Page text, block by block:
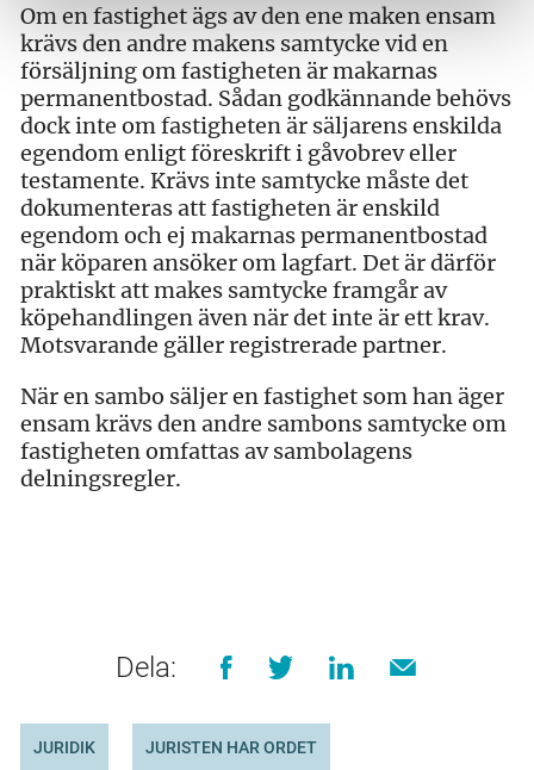
Om en fastighet ägs av den ene maken ensam
krävs den andre makens samtycke vid en
försäljning om fastigheten är makarnas
permanentbostad. Sådan godkännande behövs
dock inte om fastigheten är säljarens enskilda
egendom enligt föreskrift i gåvobrev eller
testamente. Krävs inte samtycke måste det
dokumenteras att fastigheten är enskild
egendom och ej makarnas permanentbostad
när köparen ansöker om lagfart. Det är därför
praktiskt att makes samtycke framgår av
köpehandlingen även när det inte är ett krav.
Motsvarande gäller registrerade partner.
När en sambo säljer en fastighet som han äger
ensam krävs den andre sambons samtycke om
fastigheten omfattas av sambolagens
delningsregler.
Dela:
JURIDIK JURISTEN HAR ORDET